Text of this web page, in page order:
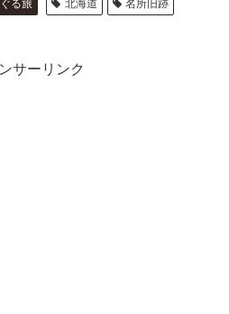
る旅 北海道
名所旧跡
サーリンク